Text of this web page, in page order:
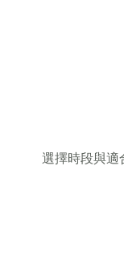
選擇時段與適